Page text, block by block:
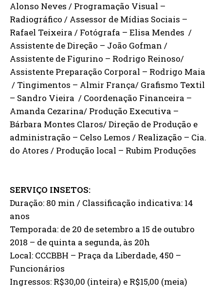
Alonso Neves / Programação Visual –
Radiográfico / Assessor de Mídias Sociais –
Rafael Teixeira / Fotógrafa – Elisa Mendes /
Assistente de Direção – João Gofman /
Assistente de Figurino – Rodrigo Reinoso/
Assistente Preparação Corporal – Rodrigo Maia
/ Tingimentos – Almir França/ Grafismo Textil
– Sandro Vieira / Coordenação Financeira –
Amanda Cezarina/ Produção Executiva –
Bárbara Montes Claros/ Direção de Produção e
administração – Celso Lemos / Realização – Cia.
do Atores / Produção local – Rubim Produções
SERVIÇO INSETOS:
Duração: 80 min / Classificação indicativa: 14
anos
Temporada: de 20 de setembro a 15 de outubro
2018 – de quinta a segunda, às 20h
Local: CCCBBH – Praça da Liberdade, 450 –
Funcionários
Ingressos: R$30,00 (inteira) e R$15,00 (meia)